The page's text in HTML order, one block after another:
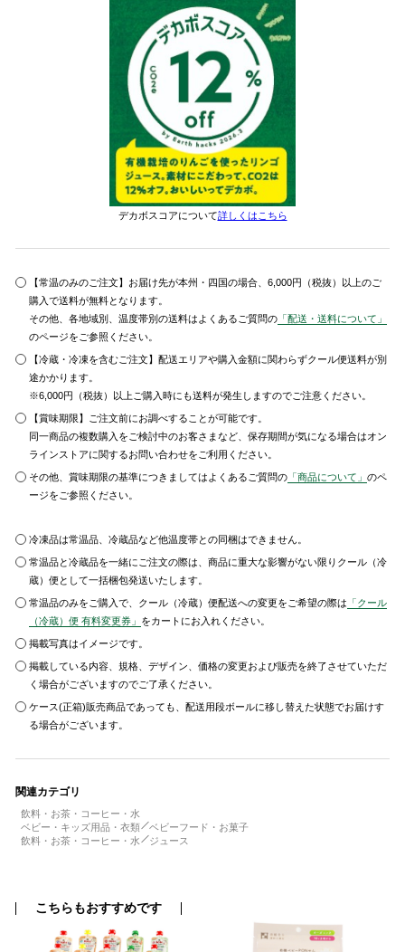
デカボスコアについて詳しくはこちら
【常温のみのご注文】お届け先が本州・四国の場合、6,000円（税抜）以上のご
購入で送料が無料となります。
その他、各地域別、温度帯別の送料はよくあるご質問の 「配送・送料について」
のページをご参照ください。
【冷蔵・冷凍を含むご注文】配送エリアや購入金額に関わらずクール便送料が別
途かかります。
※6,000円（税抜）以上ご購入時にも送料が発生しますのでご注意ください。
【賞味期限】ご注文前にお調べすることが可能です。
同一商品の複数購入をご検討中のお客さまなど、保存期間が気になる場合はオン
ラインストアに関するお問い合わせをご利用ください。
その他、賞味期限の基準につきましてはよくあるご質問の 「商品について」のペ
ージをご参照ください。
冷凍品は常温品、冷蔵品など他温度帯との同梱はできません。
常温品と冷蔵品を一緒にご注文の際は、商品に重大な影響がない限りクール（冷
蔵）便として一括梱包発送いたします。
常温品のみをご購入で、クール（冷蔵）便配送への変更をご希望の際は 「クール
（冷蔵）便 有料変更券」 をカートにお入れください。
掲載写真はイメージです。
掲載している内容、規格、デザイン、価格の変更および販売を終了させていただ
く場合がございますのでご了承ください。
ケース(正箱)販売商品であっても、配送用段ボールに移し替えた状態でお届けす
る場合がございます。
関連カテゴリ
飲料・お茶・コーヒー・水
ベビー・キッズ用品・衣類
ベビーフード・お菓子
飲料・お茶・コーヒー・水
ジュース
こちらもおすすめです